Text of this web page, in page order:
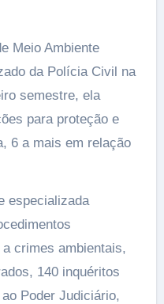
Meio Ambiente
da Polícia Civil na
semestre, ela
para proteção e
6 a mais em relação
especializada
crimes ambientais,
140 inquéritos
Poder Judiciário,